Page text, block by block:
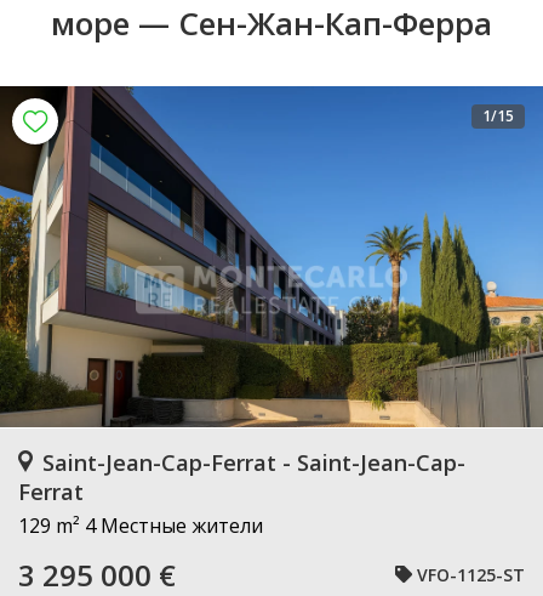
море — Сен-Жан-Кап-Ферра
1/15
Saint-Jean-Cap-Ferrat - Saint-Jean-Cap-
Ferrat
129 m² 4 Местные жители
3 295 000 € VFO-1125-ST